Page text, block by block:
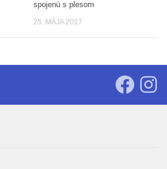
spojenú s plesom
25. MÁJA 2017